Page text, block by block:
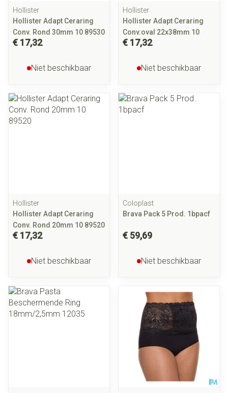
Hollister
Hollister Adapt Ceraring
Conv. Rond 30mm 10 89530
€ 17,32
Niet beschikbaar
Hollister
Hollister Adapt Ceraring
Conv.oval 22x38mm 10
€ 17,32
Niet beschikbaar
Hollister
Hollister Adapt Ceraring
Conv. Rond 20mm 10 89520
€ 17,32
Niet beschikbaar
Coloplast
Brava Pack 5 Prod. 1bpacf
€ 59,69
Niet beschikbaar